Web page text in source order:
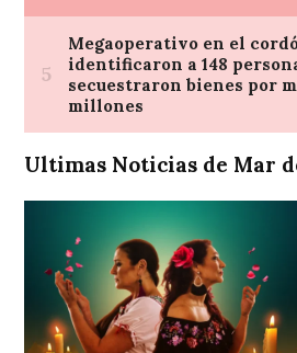
Ultimas Noticias de Mar